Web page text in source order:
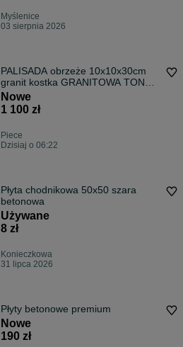
Myślenice
03 sierpnia 2026
PALISADA obrzeże 10x10x30cm
granit kostka GRANITOWA TONA
WYSYŁKA !!
Nowe
1 100 zł
Piece
Dzisiaj o 06:22
Płyta chodnikowa 50x50 szara
betonowa
Używane
8 zł
Konieczkowa
31 lipca 2026
Płyty betonowe premium
Nowe
190 zł